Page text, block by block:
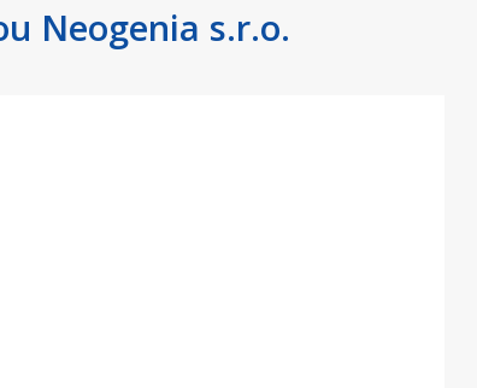
Neogenia s.r.o.